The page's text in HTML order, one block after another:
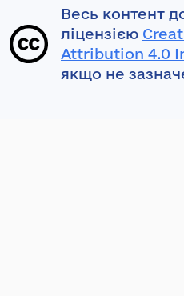
Весь контент
ліцензією
Attribution 4.0
якщо не